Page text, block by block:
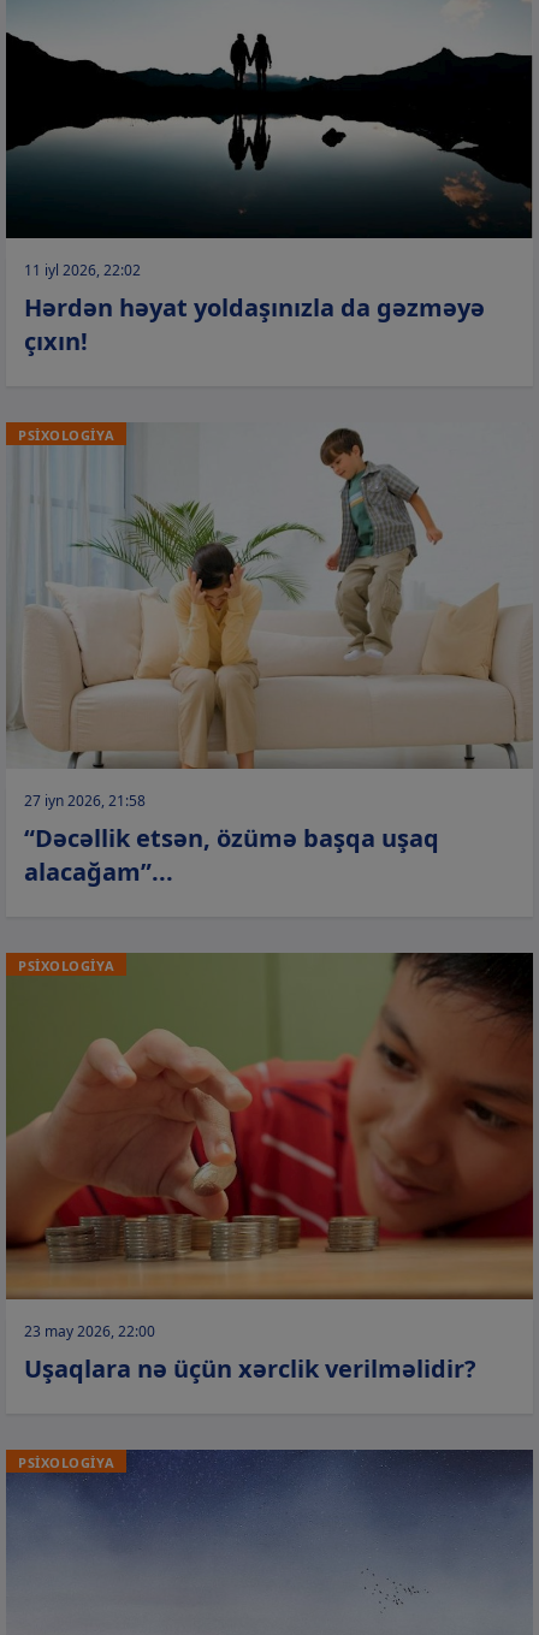
11 iyl 2026, 22:02
Hərdən həyat yoldaşınızla da gəzməyə
çıxın!
PSİXOLOGİYA
27 iyn 2026, 21:58
“Dəcəllik etsən, özümə başqa uşaq
alacağam”...
PSİXOLOGİYA
23 may 2026, 22:00
Uşaqlara nə üçün xərclik verilməlidir?
PSİXOLOGİYA